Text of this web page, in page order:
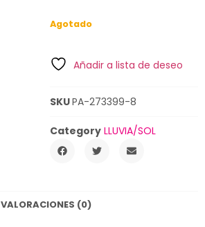
Agotado
Añadir a lista de deseo
SKUPA-273399-8
Category LLUVIA/SOL
VALORACIONES (0)